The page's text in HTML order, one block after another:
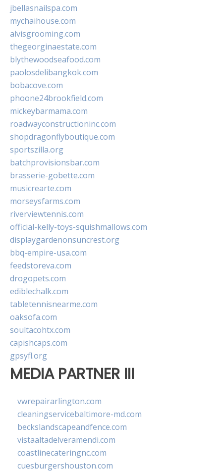
jbellasnailspa.com
mychaihouse.com
alvisgrooming.com
thegeorginaestate.com
blythewoodseafood.com
paolosdelibangkok.com
bobacove.com
phoone24brookfield.com
mickeybarmama.com
roadwayconstructioninc.com
shopdragonflyboutique.com
sportszilla.org
batchprovisionsbar.com
brasserie-gobette.com
musicrearte.com
morseysfarms.com
riverviewtennis.com
official-kelly-toys-squishmallows.com
displaygardenonsuncrest.org
bbq-empire-usa.com
feedstoreva.com
drogopets.com
ediblechalk.com
tabletennisnearme.com
oaksofa.com
soultacohtx.com
capishcaps.com
gpsyfl.org
MEDIA PARTNER III
vwrepairarlington.com
cleaningservicebaltimore-md.com
beckslandscapeandfence.com
vistaaltadelveramendi.com
coastlinecateringnc.com
cuesburgershouston.com